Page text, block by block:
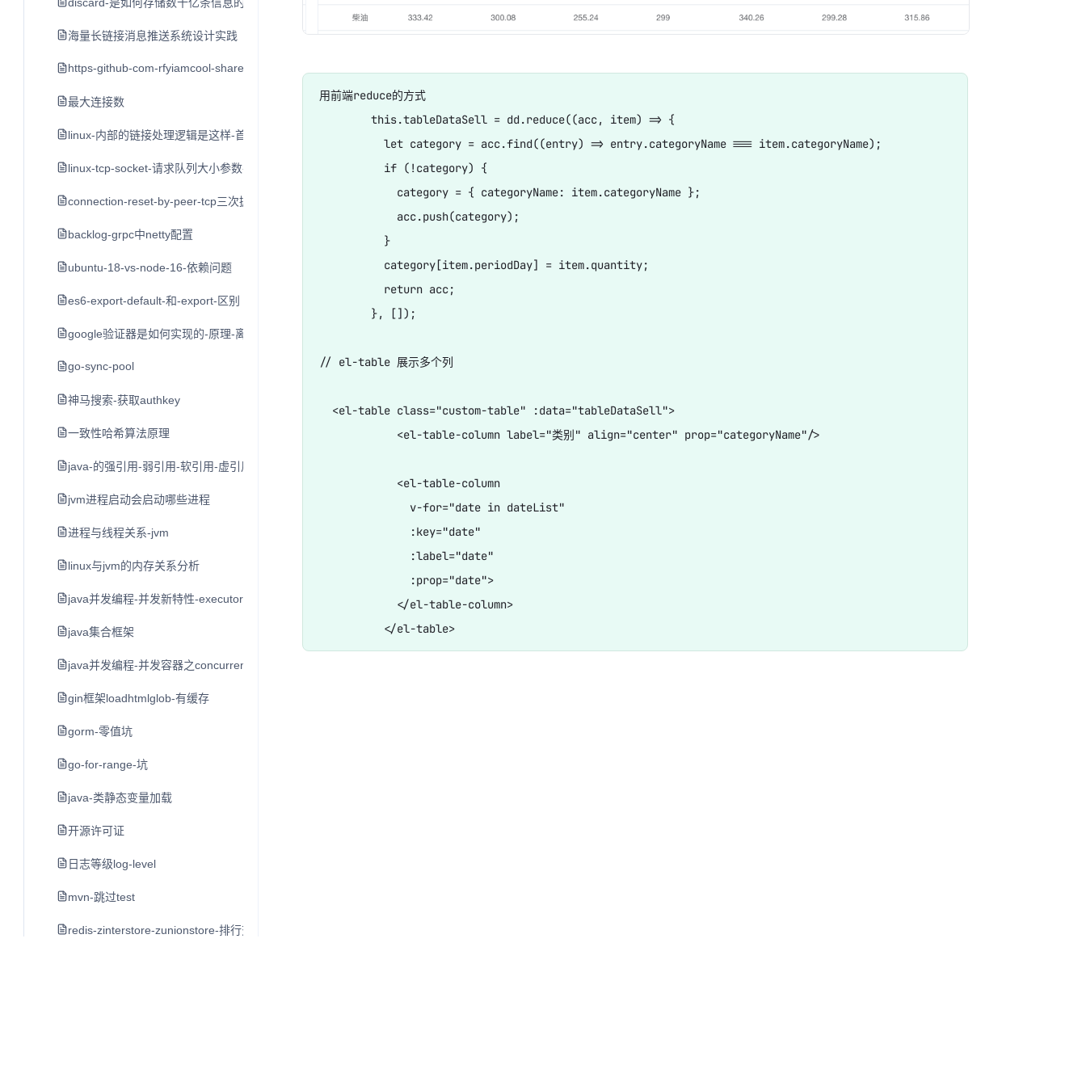
discard-是如何存储数十亿条信息的-by-bo-ingram-cointime
海量长链接消息推送系统设计实践
https-github-com-rfyiamcool-share-ppt
最大连接数
linux-内部的链接处理逻辑是这样-首先接到-syn-后-创立一个-sock-放入半连接队列-然后回复-syn-ack-三次握手完毕后-放入全链接队列-ac
linux-tcp-socket-请求队列大小参数-backlog
connection-reset-by-peer-tcp三次握手后服务端发送rst
backlog-grpc中netty配置
ubuntu-18-vs-node-16-依赖问题
es6-export-default-和-export-区别
google验证器是如何实现的-原理-离线使用
go-sync-pool
神马搜索-获取authkey
一致性哈希算法原理
java-的强引用-弱引用-软引用-虚引用
jvm进程启动会启动哪些进程
进程与线程关系-jvm
linux与jvm的内存关系分析
java并发编程-并发新特性-executor框架与线程池
java集合框架
java并发编程-并发容器之concurrenthashmap
gin框架loadhtmlglob-有缓存
gorm-零值坑
go-for-range-坑
java-类静态变量加载
开源许可证
日志等级log-level
mvn-跳过test
redis-zinterstore-zunionstore-排行交集并集
用前端reduce的方式
        this.tableDataSell = dd.reduce((acc, item) => {
          let category = acc.find((entry) => entry.categoryName === item.categoryName);
          if (!category) {
            category = { categoryName: item.categoryName };
            acc.push(category);
          }
          category[item.periodDay] = item.quantity;
          return acc;
        }, []);
// el-table 展示多个列
  <el-table class="custom-table" :data="tableDataSell">
            <el-table-column label="类别" align="center" prop="categoryName"/>
            <el-table-column
              v-for="date in dateList"
              :key="date"
              :label="date"
              :prop="date">
            </el-table-column>
          </el-table>